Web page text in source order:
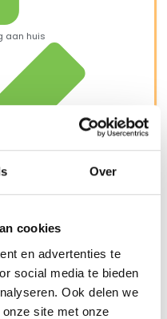
Over
cookies
en advertenties te
social media te bieden
Ook delen we
site met onze
aan huis
Shops